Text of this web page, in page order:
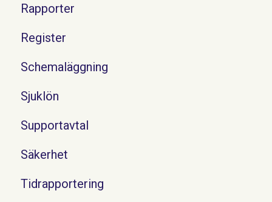
Rapporter
Register
Schemaläggning
Sjuklön
Supportavtal
Säkerhet
Tidrapportering